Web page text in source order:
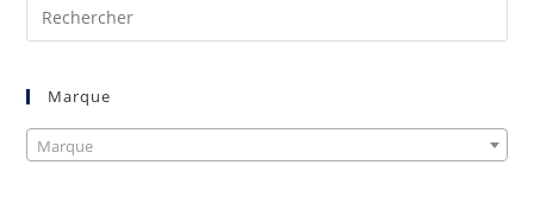
Marque
Marque